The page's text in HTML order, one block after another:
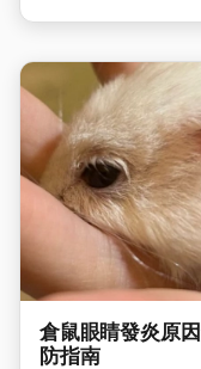
倉鼠眼睛發炎原
防指南